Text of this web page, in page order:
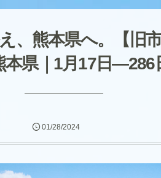
、熊本県へ。【旧
本県｜1月17日―286
01/28/2024